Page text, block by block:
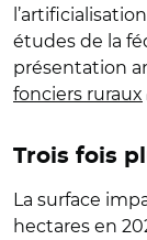
études de la
présentation
fonciers ruraux
Trois fois
La surface
hectares en